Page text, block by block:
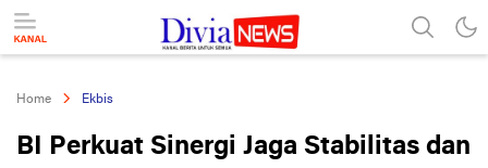
divianews.com
Home Ekbis
BI Perkuat Sinergi Jaga Stabilitas dan